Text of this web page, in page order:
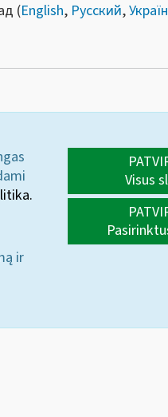
(English, Русский,
ir
Visus